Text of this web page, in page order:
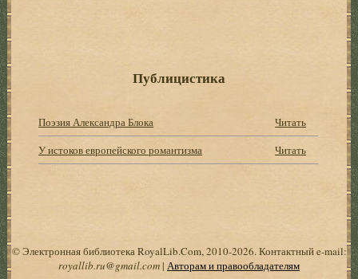
Публицистика
Поэзия Александра Блока
Читать
У истоков европейского романтизма
Читать
© Электронная библиотека RoyalLib.Com, 2010-2026. Контактный e-mail:
royallib.ru@gmail.com| Авторам и правообладателям